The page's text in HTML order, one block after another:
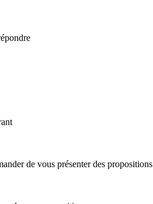
de vous présenter des propositions